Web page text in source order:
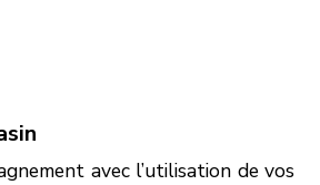
avec l’utilisation de vos